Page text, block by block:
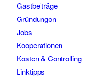
Gastbeiträge
Gründungen
Jobs
Kooperationen
Kosten & Controlling
Linktipps